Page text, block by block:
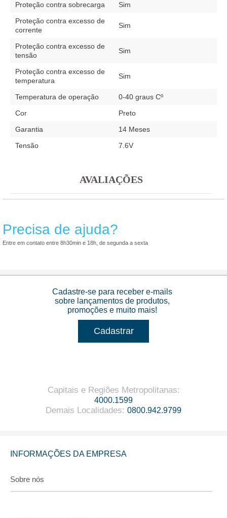
Proteção contra sobrecarga
Sim
Proteção contra excesso de
corrente
Sim
Proteção contra excesso de
tensão
Sim
Proteção contra excesso de
temperatura
Sim
Temperatura de operação
0-40 graus Cº
Cor
Preto
Garantia
14 Meses
Tensão
7.6V
AVALIAÇÕES
Precisa de ajuda?
Entre em contato entre 8h30min e 18h, de segunda a sexta
Cadastre-se para receber e-mails
sobre lançamentos de produtos,
promoções e muito mais!
Cadastrar
Capitais e Regiões Metropolitanas:
4000.1599
Demais Localidades: 0800.942.9799
INFORMAÇÕES DA EMPRESA
Sobre nós